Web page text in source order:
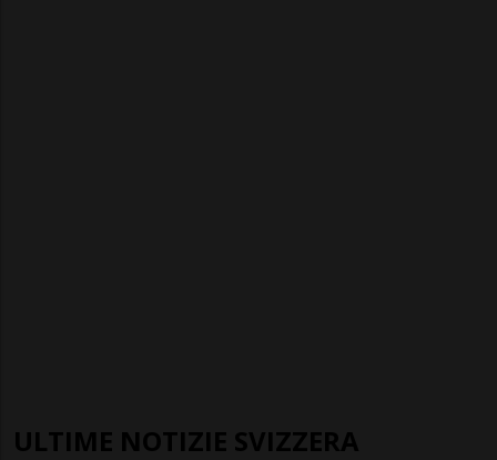
ULTIME NOTIZIE SVIZZERA